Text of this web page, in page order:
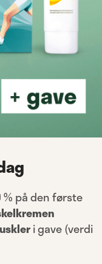
% på den første
i gave (verdi